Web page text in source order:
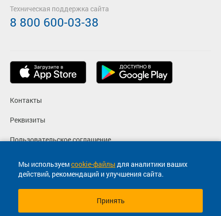
Мы используемcookie-файлы для аналитики ваших
действий, рекомендаций и улучшения сайта.
Принять
Контакты
Реквизиты
Пользовательское соглашение
Политика конфиденциальности
Согласие на маркетинговые сообщения
Техническая поддержка сайта
8 800 600-03-38
© 2013-2026, ООО "Капитал"- Онлайн сервис продажи